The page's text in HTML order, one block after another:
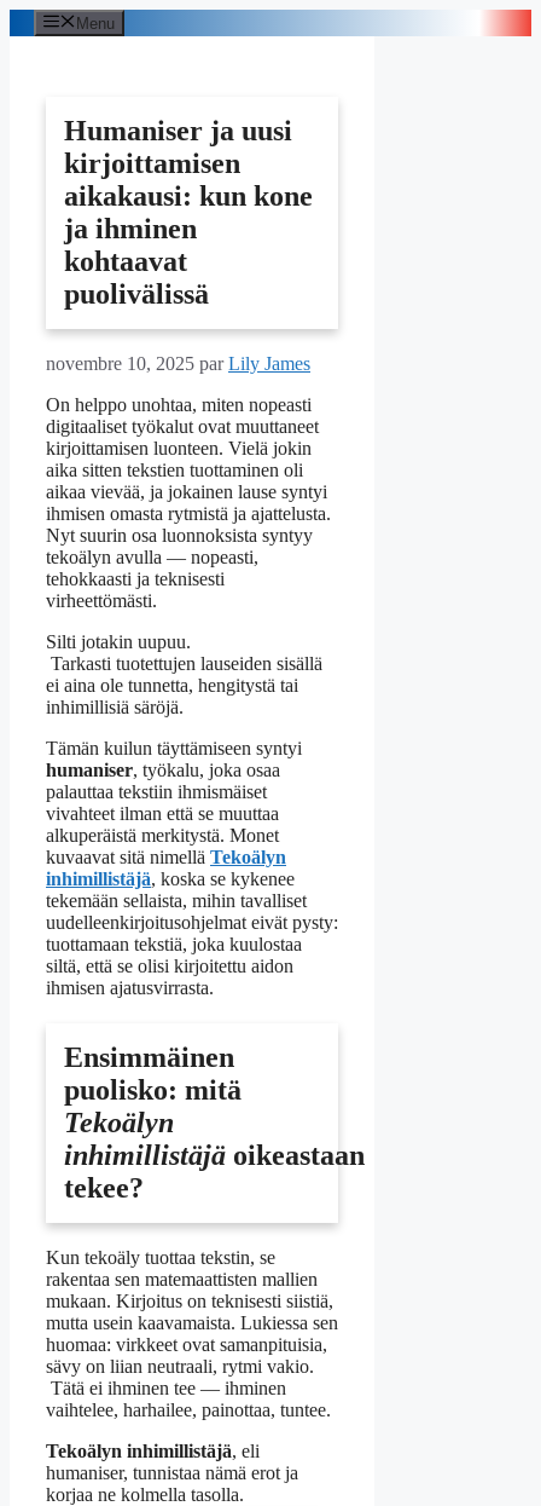
Aller
au
Menu
Humaniser ja uusi
kirjoittamisen
aikakausi: kun kone
ja ihminen
kohtaavat
puolivälissä
novembre 10, 2025 parLily James
On helppo unohtaa, miten nopeasti
digitaaliset työkalut ovat muuttaneet
kirjoittamisen luonteen. Vielä jokin
aika sitten tekstien tuottaminen oli
aikaa vievää, ja jokainen lause syntyi
ihmisen omasta rytmistä ja ajattelusta.
Nyt suurin osa luonnoksista syntyy
tekoälyn avulla — nopeasti,
tehokkaasti ja teknisesti
virheettömästi.
Silti jotakin uupuu.
Tarkasti tuotettujen lauseiden sisällä
ei aina ole tunnetta, hengitystä tai
inhimillisiä säröjä.
Tämän kuilun täyttämiseen syntyi
humaniser, työkalu, joka osaa
palauttaa tekstiin ihmismäiset
vivahteet ilman että se muuttaa
alkuperäistä merkitystä. Monet
kuvaavat sitä nimellä Tekoälyn
inhimillistäjä, koska se kykenee
tekemään sellaista, mihin tavalliset
uudelleenkirjoitusohjelmat eivät pysty:
tuottamaan tekstiä, joka kuulostaa
siltä, että se olisi kirjoitettu aidon
ihmisen ajatusvirrasta.
Ensimmäinen
puolisko: mitä
Tekoälyn
inhimillistäjä oikeastaan
tekee?
Kun tekoäly tuottaa tekstin, se
rakentaa sen matemaattisten mallien
mukaan. Kirjoitus on teknisesti siistiä,
mutta usein kaavamaista. Lukiessa sen
huomaa: virkkeet ovat samanpituisia,
sävy on liian neutraali, rytmi vakio.
Tätä ei ihminen tee — ihminen
vaihtelee, harhailee, painottaa, tuntee.
Tekoälyn inhimillistäjä, eli
humaniser, tunnistaa nämä erot ja
korjaa ne kolmella tasolla.